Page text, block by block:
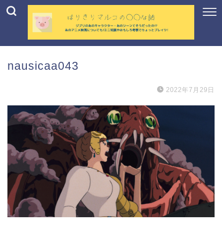
nausicaa043
2022年7月29日